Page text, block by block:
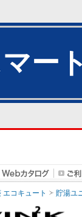
ー
エコキュート 貯湯ユ